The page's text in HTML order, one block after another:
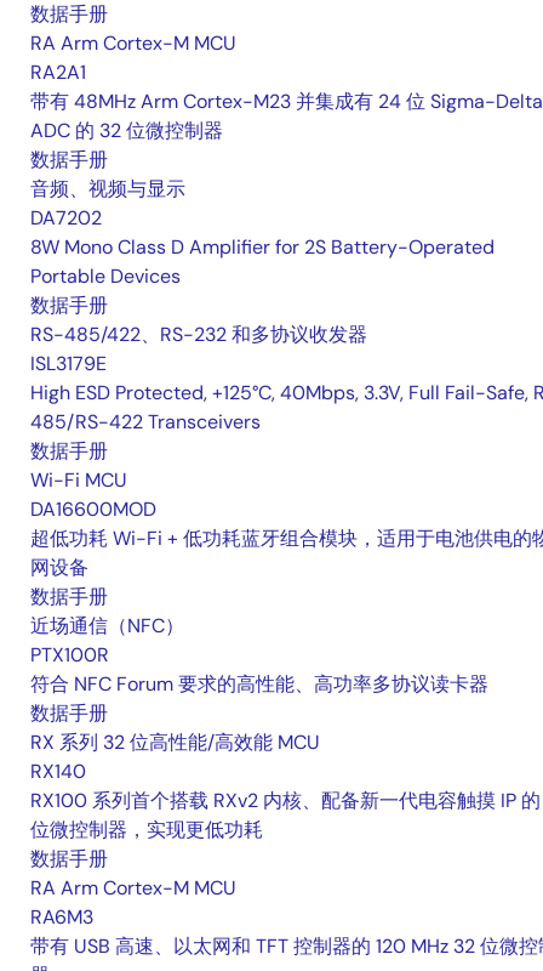
数据手册
RA Arm Cortex-M MCU
RA2A1
带有 48MHz Arm Cortex-M23 并集成有 24 位 Sigma-Delta
ADC 的 32 位微控制器
数据手册
音频、视频与显示
DA7202
8W Mono Class D Amplifier for 2S Battery-Operated
Portable Devices
数据手册
RS-485/422、RS-232 和多协议收发器
ISL3179E
High ESD Protected, +125°C, 40Mbps, 3.3V, Full Fail-Safe,
485/RS-422 Transceivers
数据手册
Wi-Fi MCU
DA16600MOD
超低功耗 Wi-Fi + 低功耗蓝牙组合模块，适用于电池供电的
网设备
数据手册
近场通信（NFC）
PTX100R
符合 NFC Forum 要求的高性能、高功率多协议读卡器
数据手册
RX 系列 32 位高性能/高效能 MCU
RX140
RX100 系列首个搭载 RXv2 内核、配备新一代电容触摸 IP
位微控制器，实现更低功耗
数据手册
RA Arm Cortex-M MCU
RA6M3
带有 USB 高速、以太网和 TFT 控制器的 120 MHz 32 位微